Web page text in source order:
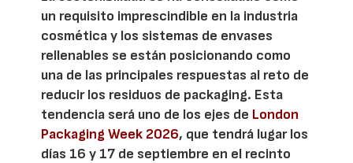
un requisito imprescindible en la industria
cosmética y los sistemas de envases
rellenables se están posicionando como
una de las principales respuestas al reto de
reducir los residuos de packaging. Esta
tendencia será uno de los ejes de London
Packaging Week 2026, que tendrá lugar los
días 16 y 17 de septiembre en el recinto